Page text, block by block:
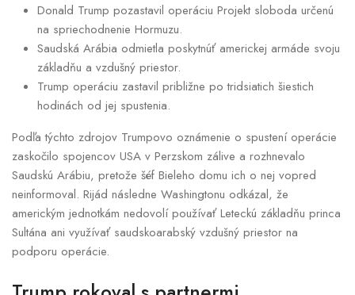
Donald Trump pozastavil operáciu Projekt sloboda určenú
na spriechodnenie Hormuzu.
Saudská Arábia odmietla poskytnúť americkej armáde svoju
základňu a vzdušný priestor.
Trump operáciu zastavil približne po tridsiatich šiestich
hodinách od jej spustenia.
Podľa týchto zdrojov Trumpovo oznámenie o spustení operácie
zaskočilo spojencov USA v Perzskom zálive a rozhnevalo
Saudskú Arábiu, pretože šéf Bieleho domu ich o nej vopred
neinformoval. Rijád následne Washingtonu odkázal, že
americkým jednotkám nedovolí používať Leteckú základňu princa
Sultána ani využívať saudskoarabský vzdušný priestor na
podporu operácie.